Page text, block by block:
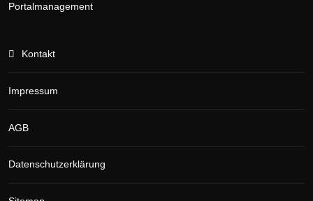
Portalmanagement
Kontakt
Impressum
AGB
Datenschutzerklärung